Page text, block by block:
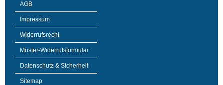
AGB
Impressum
Widerrufsrecht
Muster-Widerrufsformular
Datenschutz & Sicherheit
Sitemap